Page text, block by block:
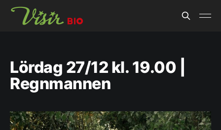
Lördag 27/12 kl. 19.00 |
Regnmannen